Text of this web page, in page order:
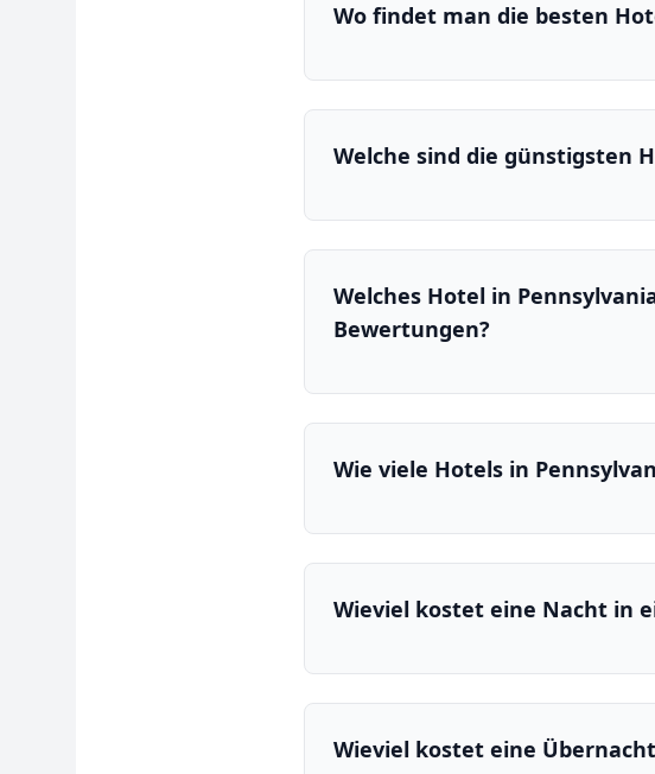
Wo findet man die besten
Welche sind die günstigsten
Welches Hotel in
Bewertungen?
Wie viele Hotels in
Wieviel kostet eine Nacht in
Wieviel kostet eine